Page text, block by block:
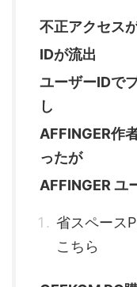
不正アクセス
IDが流出
ユーザーIDで
し
AFFINGER作
ったが
AFFINGER ユ
省スペース
こちら